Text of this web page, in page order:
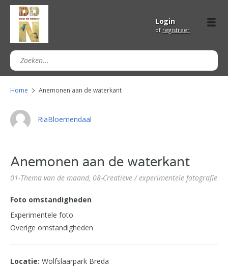
Login
of registreer
Home Anemonen aan de waterkant
RiaBloemendaal
Anemonen aan de waterkant
01-Thema van de maand, 08-Creatieve / experimentele fotografie
Foto omstandigheden
Experimentele foto
Overige omstandigheden
Locatie: Wolfslaarpark Breda